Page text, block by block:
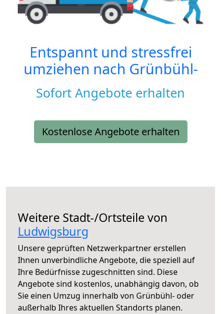
Entspannt und stressfrei
umziehen nach Grünbühl-
Sofort Angebote erhalten
Kostenlose Angebote erhalten
Weitere Stadt-/Ortsteile von
Ludwigsburg
Unsere geprüften Netzwerkpartner erstellen
Ihnen unverbindliche Angebote, die speziell auf
Ihre Bedürfnisse zugeschnitten sind. Diese
Angebote sind kostenlos, unabhängig davon, ob
Sie einen Umzug innerhalb von Grünbühl- oder
außerhalb Ihres aktuellen Standorts planen.